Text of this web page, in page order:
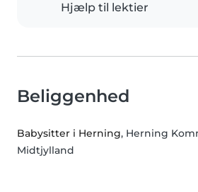
Hjælp til lektier
Beliggenhed
Babysitter i Herning, Herning
Midtjylland